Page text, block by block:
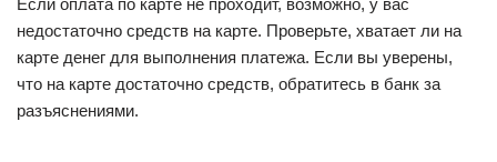
Если оплата по карте не проходит, возможно, у вас
недостаточно средств на карте. Проверьте, хватает ли на
карте денег для выполнения платежа. Если вы уверены,
что на карте достаточно средств, обратитесь в банк за
разъяснениями.